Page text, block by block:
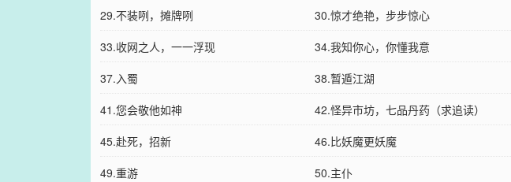
29.不装咧，摊牌咧
30.惊才绝艳，步步惊心
33.收网之人，一一浮现
34.我知你心，你懂我意
37.入蜀
38.暂遁江湖
41.您会敬他如神
42.怪异市坊，七品丹药（求追读）
45.赴死，招新
46.比妖魔更妖魔
49.重游
50.主仆